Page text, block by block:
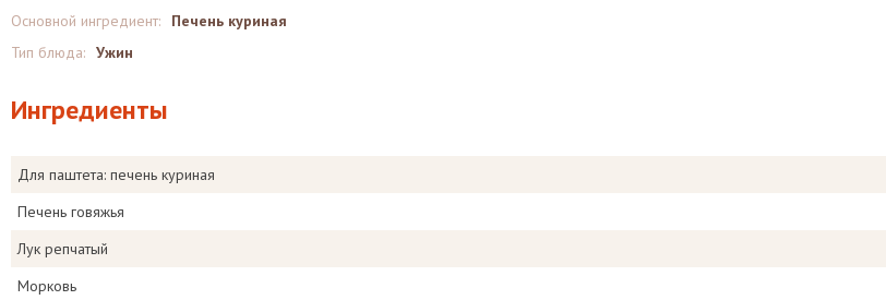
Основной ингредиент:
Печень куриная
Тип блюда: Ужин
Ингредиенты
Для паштета: печень куриная
Печень говяжья
Лук репчатый
Морковь